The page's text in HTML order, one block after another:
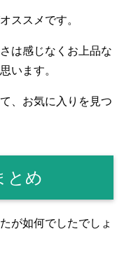
ススメです。
は感じなくお上品な
います。
、お気に入りを見つ
とめ
が如何でしたでしょ